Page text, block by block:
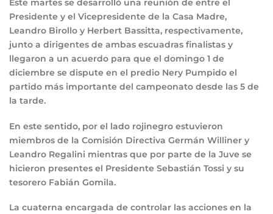
Este martes se desarrolló una reunión de entre el
Presidente y el Vicepresidente de la Casa Madre,
Leandro Birollo y Herbert Bassitta, respectivamente,
junto a dirigentes de ambas escuadras finalistas y
llegaron a un acuerdo para que el domingo 1 de
diciembre se dispute en el predio Nery Pumpido el
partido más importante del campeonato desde las 5 de
la tarde.
En este sentido, por el lado rojinegro estuvieron
miembros de la Comisión Directiva Germán Williner y
Leandro Regalini mientras que por parte de la Juve se
hicieron presentes el Presidente Sebastián Tossi y su
tesorero Fabián Gomila.
La cuaterna encargada de controlar las acciones en la